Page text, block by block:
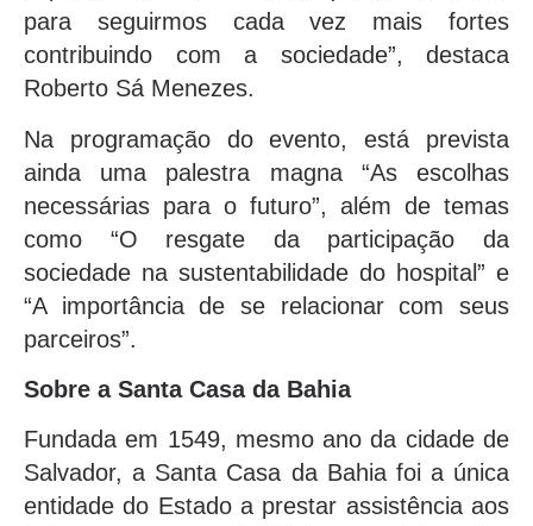
para seguirmos cada vez mais fortes
contribuindo com a sociedade”, destaca
Roberto Sá Menezes.
Na programação do evento, está prevista
ainda uma palestra magna “As escolhas
necessárias para o futuro”, além de temas
como “O resgate da participação da
sociedade na sustentabilidade do hospital” e
“A importância de se relacionar com seus
parceiros”.
Sobre a Santa Casa da Bahia
Fundada em 1549, mesmo ano da cidade de
Salvador, a Santa Casa da Bahia foi a única
entidade do Estado a prestar assistência aos